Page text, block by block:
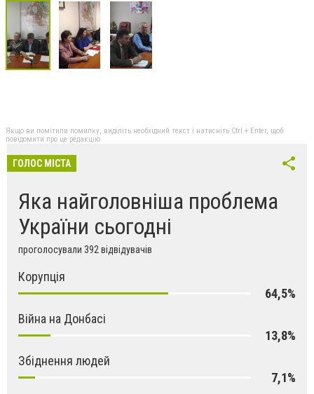
Якщо ви помітили помилку, виділіть необхідний текст і натисніть Ctrl + Enter, щоб
повідомити про це редакцію
ГОЛОС МІСТА
Яка найголовніша проблема
України сьогодні
проголосували 392 відвідувачів
Корупція
64,5%
Війна на Донбасі
13,8%
Збіднення людей
7,1%